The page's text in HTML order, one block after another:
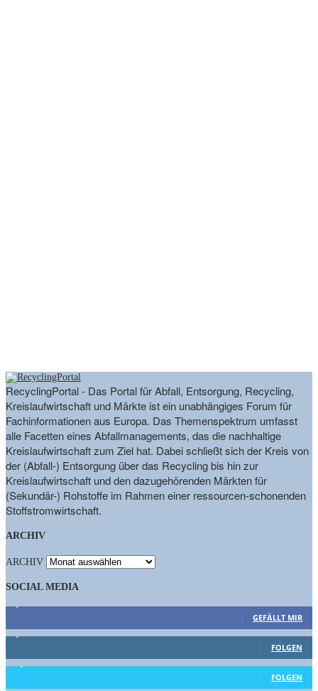
RecyclingPortal - Das Portal für Abfall, Entsorgung, Recycling,
Kreislaufwirtschaft und Märkte ist ein unabhängiges Forum für
Fachinformationen aus Europa. Das Themenspektrum umfasst
alle Facetten eines Abfallmanagements, das die nachhaltige
Kreislaufwirtschaft zum Ziel hat. Dabei schließt sich der Kreis von
der (Abfall-) Entsorgung über das Recycling bis hin zur
Kreislaufwirtschaft und den dazugehörenden Märkten für
(Sekundär-) Rohstoffe im Rahmen einer ressourcen-schonenden
Stoffstromwirtschaft.
ARCHIV
ARCHIV
SOCIAL MEDIA
GEFÄLLT MIR
FOLGEN
FOLGEN